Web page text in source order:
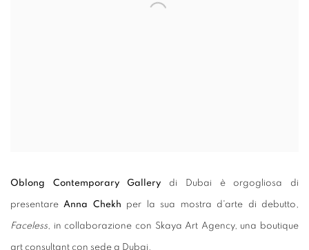
Oblong Contemporary Gallery di Dubai è orgogliosa di
presentareAnna Chekh per la sua mostra d'arte di debutto,
Faceless, in collaborazione con Skaya Art Agency, una boutique
art consultant con sede a Dubai.